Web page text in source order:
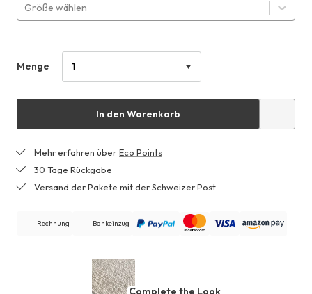
Größe wählen
Menge
In den Warenkorb
Mehr erfahren über Eco Points
30 Tage Rückgabe
Versand der Pakete mit der Schweizer Post
Rechnung Bankeinzug
Complete the Look